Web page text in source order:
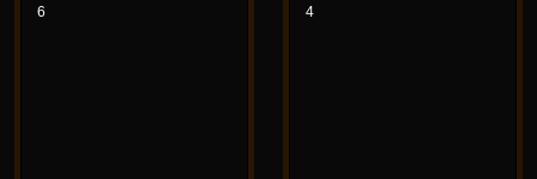
6 4